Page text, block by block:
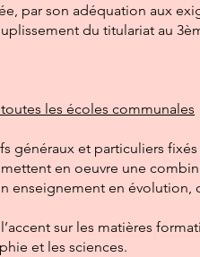
par son adéquation aux
du titulariat au
les écoles communales
généraux et particuliers
en oeuvre une
enseignement en
sur les matières
et les sciences.